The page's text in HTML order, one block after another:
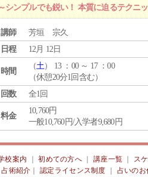
シンプルでも鋭い！ 本質に迫るテクニ
講師
芳垣 宗久
日程
12月 12日
時間
（土） 13 ：00 ～ 17 ：00
（休憩20分1回含む）
回数
全1回
料金
10,760円
一般10,760円/入学者9,680円
校案内 ｜初めての方へ 講座一覧
ス
占術紹介 ｜認定ライセンス制度
占いのお